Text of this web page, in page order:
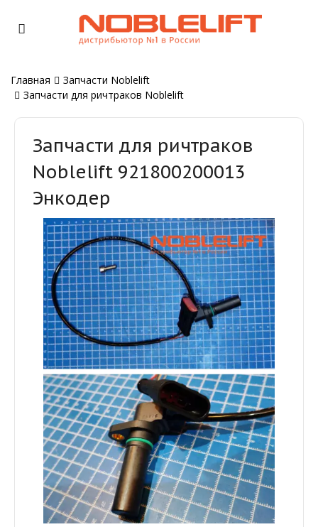
Главная
Запчасти Noblelift
Запчасти для ричтраков Noblelift
Запчасти для ричтраков
Noblelift 921800200013
Энкодер